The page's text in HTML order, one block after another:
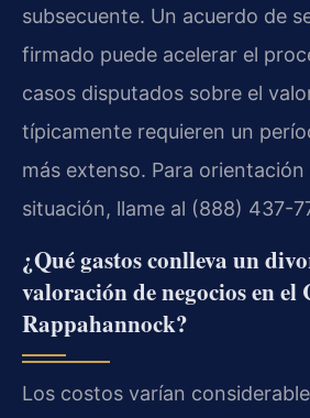
subsecuente. Un acuerdo de
firmado puede acelerar el
casos disputados sobre el
típicamente requieren un
más extenso. Para orientación
situación, llame al (888) 437-
¿Qué gastos conlleva un
valoración de negocios en el
Rappahannock?
Los costos varían